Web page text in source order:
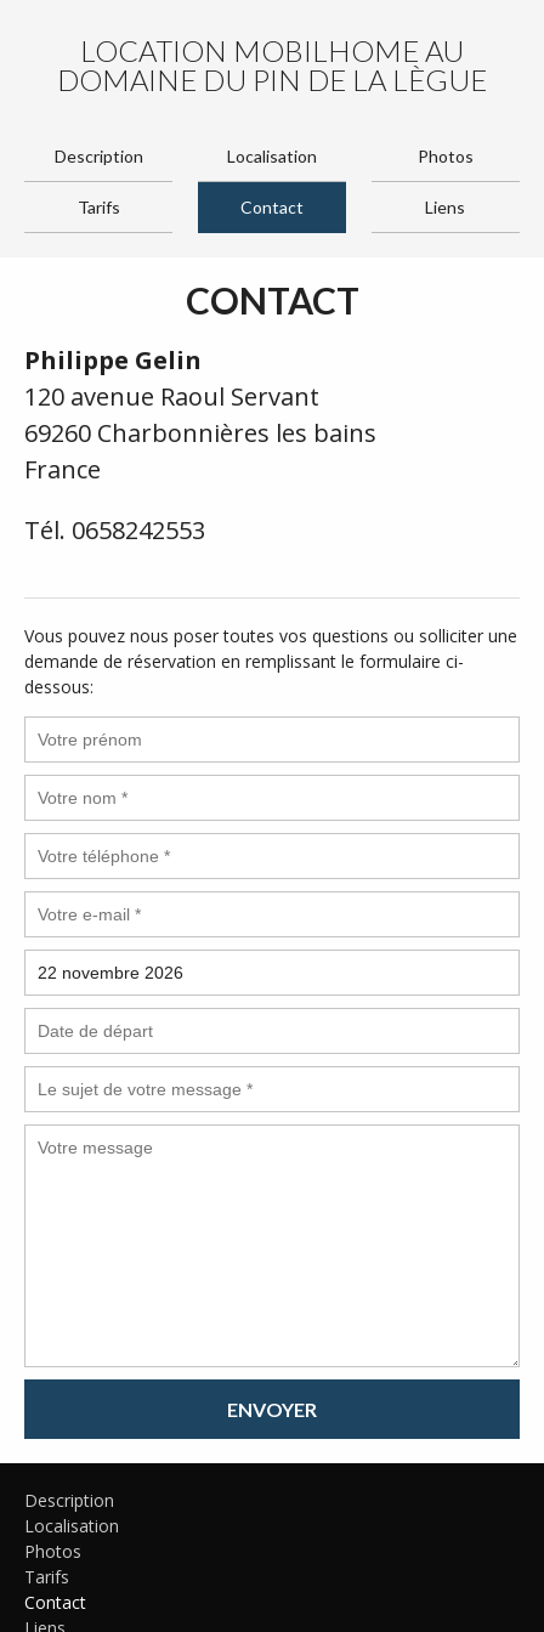
LOCATION MOBILHOME AU
DOMAINE DU PIN DE LA LÈGUE
Description Localisation Photos
Tarifs Contact Liens
CONTACT
Philippe Gelin
120 avenue Raoul Servant
69260 Charbonnières les bains
France
Tél. 0658242553
Vous pouvez nous poser toutes vos questions ou solliciter une
demande de réservation en remplissant le formulaire ci-
dessous:
ENVOYER
Description
Localisation
Photos
Tarifs
Contact